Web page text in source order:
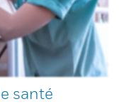
santé